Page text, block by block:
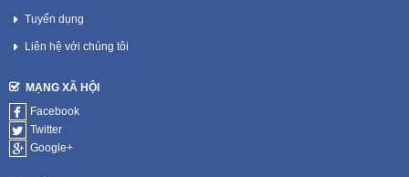
Tuyển dụng
Liên hệ với chúng tôi
MẠNG XÃ HỘI
Facebook
Twitter
Google+